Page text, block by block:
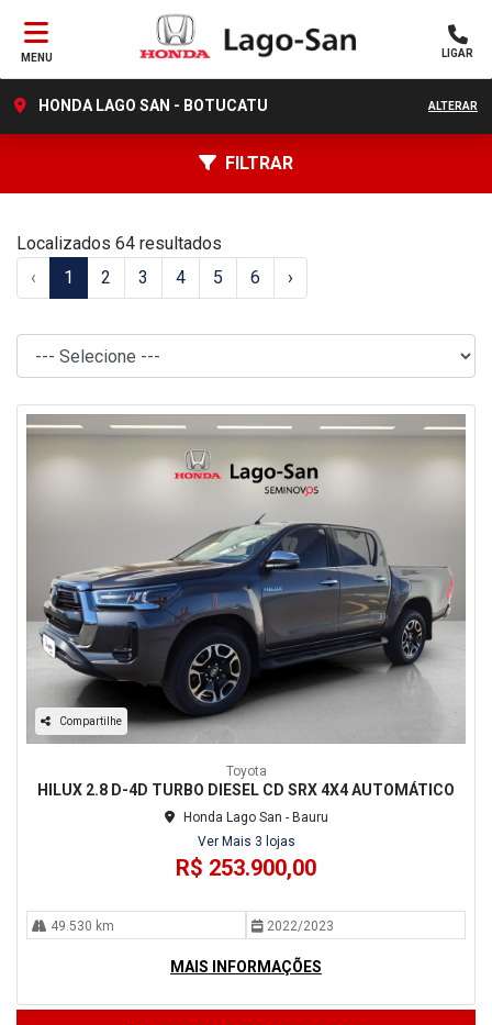
MENU LIGAR
HONDA LAGO SAN - BOTUCATU ALTERAR
Localizados 64 resultados
‹
1 2 3 4 5 6 ›
FILTRAR
Compartilhe
Toyota
HILUX 2.8 D-4D TURBO DIESEL CD SRX 4X4 AUTOMÁTICO
Honda Lago San - Bauru
Ver Mais 3 lojas
R$ 253.900,00
49.530 km 2022/2023
MAIS INFORMAÇÕES